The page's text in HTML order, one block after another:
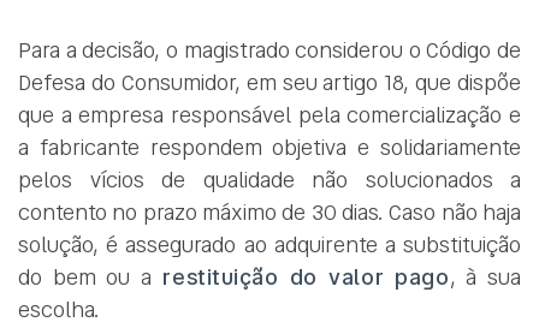
Para a decisão, o magistrado considerou o Código de
Defesa do Consumidor, em seu artigo 18, que dispõe
que a empresa responsável pela comercialização e
a fabricante respondem objetiva e solidariamente
pelos vícios de qualidade não solucionados a
contento no prazo máximo de 30 dias. Caso não haja
solução, é assegurado ao adquirente a substituição
do bem ou a restituição do valor pago, à sua
escolha.